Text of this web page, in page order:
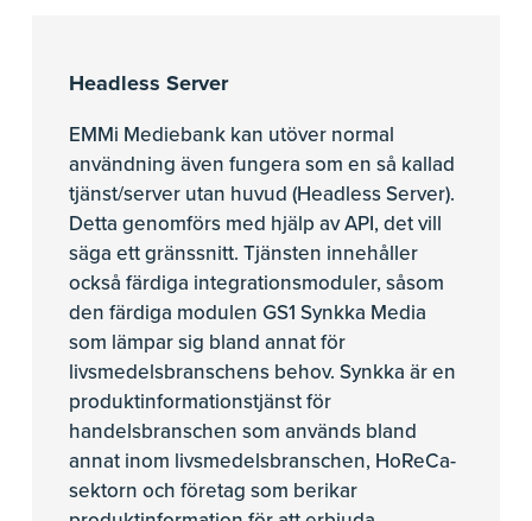
Headless Server
EMMi Mediebank kan utöver normal
användning även fungera som en så kallad
tjänst/server utan huvud (Headless Server).
Detta genomförs med hjälp av API, det vill
säga ett gränssnitt. Tjänsten innehåller
också färdiga integrationsmoduler, såsom
den färdiga modulen GS1 Synkka Media
som lämpar sig bland annat för
livsmedelsbranschens behov. Synkka är en
produktinformationstjänst för
handelsbranschen som används bland
annat inom livsmedelsbranschen, HoReCa-
sektorn och företag som berikar